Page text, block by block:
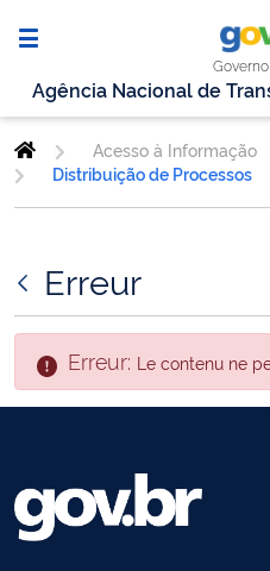
Agência Nacional de
Acesso à Informação
Distribuição de Processos
Erreur
Erreur: Le contenu ne